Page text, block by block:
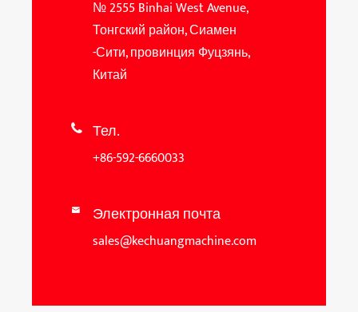
№ 2555 Binhai West Avenue,
Тонгский район, Сиамен
-Сити, провинция Фуцзянь,
Китай
 Тел.
+86-592-6660033
 Электронная почта
sales@kechuangmachine.com